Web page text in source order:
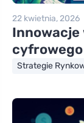
22 kwietnia, 2026
cyfrowego
Strategie